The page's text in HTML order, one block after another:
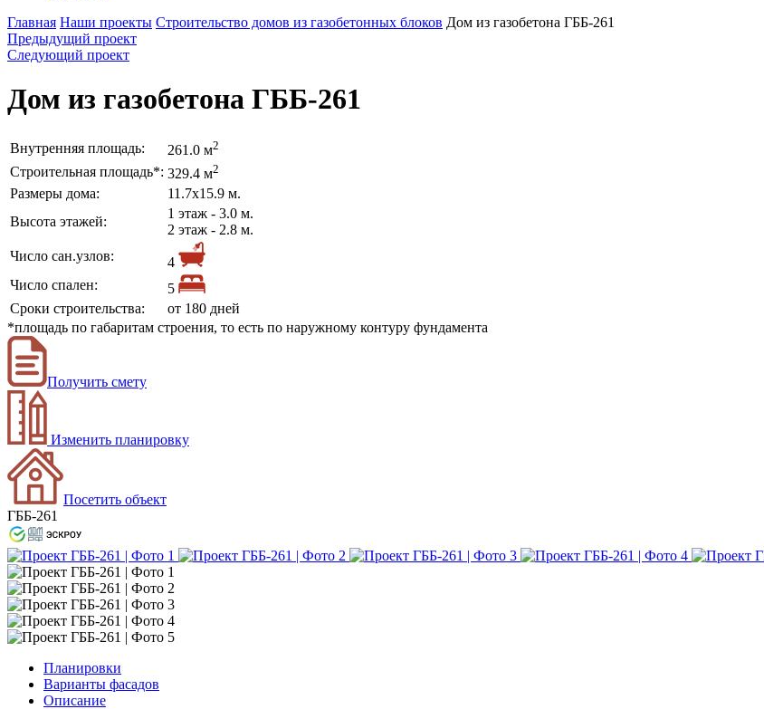
Главная Наши проекты Строительство домов из газобетонных блоков Дом из газобетона ГББ-261
Предыдущий проект
Следующий проект
Дом из газобетона ГББ-261
Внутренняя площадь: 261.0 м2
Строительная площадь*: 329.4 м2
Размеры дома:
11.7х15.9 м.
Высота этажей:
1 этаж - 3.0 м.
2 этаж - 2.8 м.
Число сан.узлов:
4
Число спален:
5
Сроки строительства:
от 180 дней
*площадь по габаритам строения, то есть по наружному контуру фундамента
Получить смету
Изменить планировку
Посетить объект
ГББ-261
Планировки
Варианты фасадов
Описание